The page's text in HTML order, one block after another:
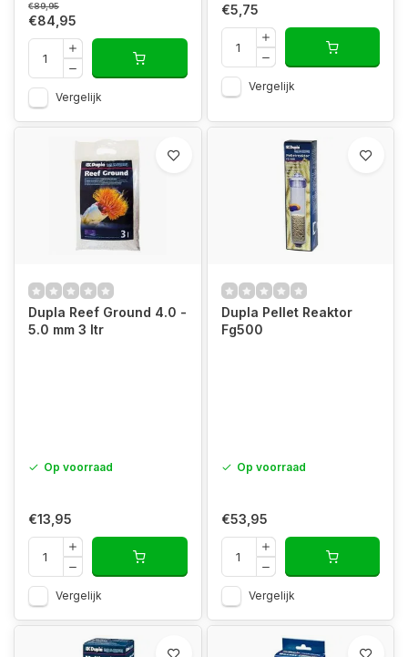
€89,95
€84,95
Vergelijk
€5,75
Vergelijk
Dupla Reef Ground 4.0 -
5.0 mm 3 ltr
Op voorraad
€13,95
Vergelijk
Dupla Pellet Reaktor
Fg500
Op voorraad
€53,95
Vergelijk